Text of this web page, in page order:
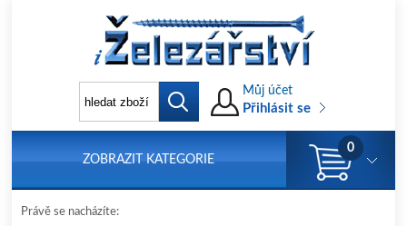
Můj účet
Přihlásit se
ZOBRAZIT KATEGORIE
0
Právě se nacházíte: